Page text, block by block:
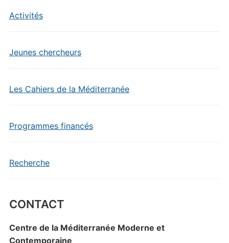
Activités
Jeunes chercheurs
Les Cahiers de la Méditerranée
Programmes financés
Recherche
CONTACT
Centre de la Méditerranée Moderne et
Contemporaine